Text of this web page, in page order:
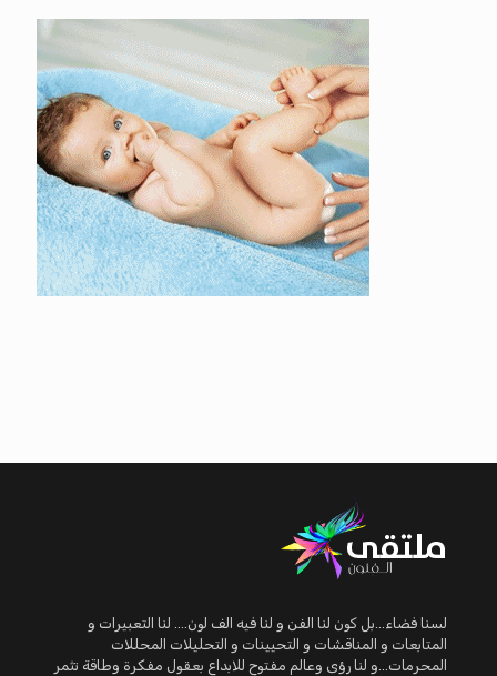
لسنا فضاء...بل كون لنا الفن و لنا فيه الف لون.... لنا التعبيرات و
المتابعات و المناقشات و التحيينات و التحليلات المحللات
المحرمات...و لنا رؤى وعالم مفتوح للابداع بعقول مفكرة وطاقة تثمر